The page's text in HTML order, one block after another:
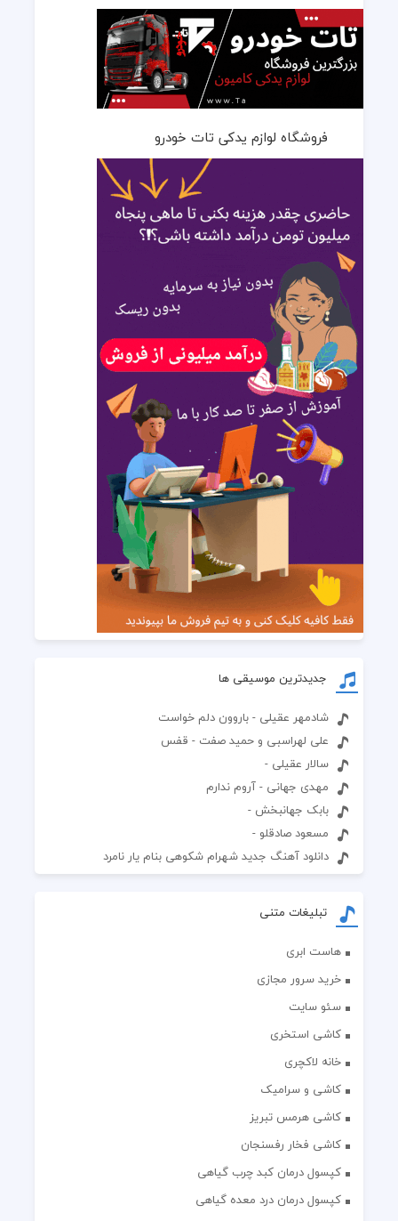
فروشگاه لوازم یدکی تات خودرو
جدیدترین موسیقی ها
شادمهر عقیلی - باروون دلم خواست
علی لهراسبی و حمید صفت - قفس
سالار عقیلی -
مهدی جهانی - آروم ندارم
بابک جهانبخش -
مسعود صادقلو -
دانلود آهنگ جدید شهرام شکوهی بنام یار نامرد
تبلیغات متنی
هاست ابری
خرید سرور مجازی
سئو سایت
کاشی استخری
خانه لاکچری
کاشی و سرامیک
کاشی هرمس تبریز
کاشی فخار رفسنجان
کپسول درمان کبد چرب گیاهی
کپسول درمان درد معده گیاهی